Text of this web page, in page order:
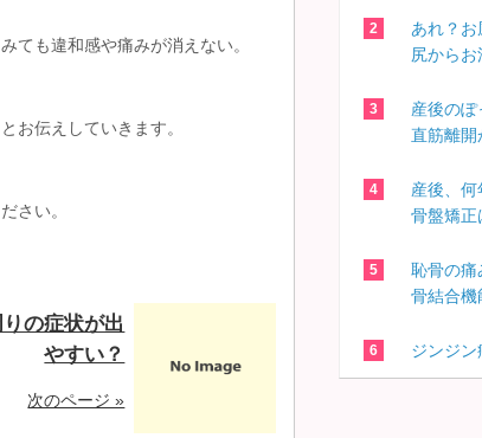
ても違和感や痛みが消えない。
お伝えしていきます。
さい。
の症状が出
やすい？
次のページ »
あれ？お
尻からお
産後のぽ
直筋離開
産後、
骨盤矯正
恥骨の痛
骨結合機
ジンジン